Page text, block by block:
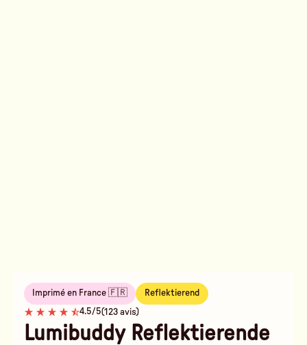
4.5/5(123 avis)
Imprimé en France 🇫🇷 Reflektierend
Lumibuddy Reflektierende